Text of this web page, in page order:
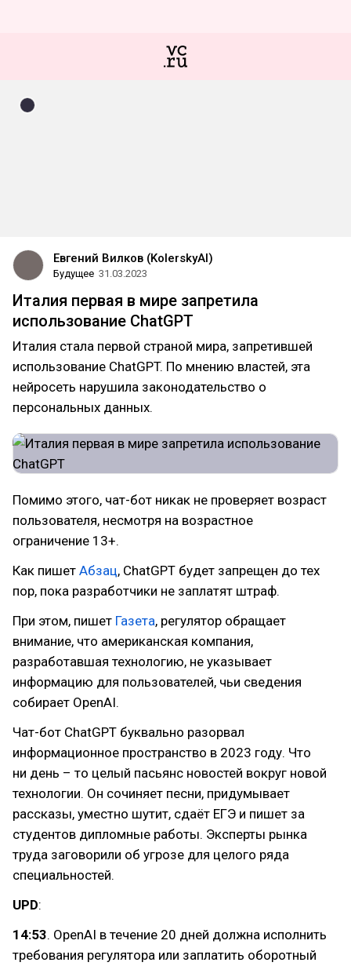
Евгений Вилков (KolerskyAI)
Будущее 31.03.2023
Италия первая в мире запретила
использование ChatGPT
Италия стала первой страной мира, запретившей
использование ChatGPT. По мнению властей, эта
нейросеть нарушила законодательство о
персональных данных.
Помимо этого, чат-бот никак не проверяет возраст
пользователя, несмотря на возрастное
ограничение 13+.
Как пишет Абзац, ChatGPT будет запрещен до тех
пор, пока разработчики не заплатят штраф.
При этом, пишет Газета, регулятор обращает
внимание, что американская компания,
разработавшая технологию, не указывает
информацию для пользователей, чьи сведения
собирает OpenAI.
Чат-бот ChatGPT буквально разорвал
информационное пространство в 2023 году. Что
ни день – то целый пасьянс новостей вокруг новой
технологии. Он сочиняет песни, придумывает
рассказы, уместно шутит, сдаёт ЕГЭ и пишет за
студентов дипломные работы. Эксперты рынка
труда заговорили об угрозе для целого ряда
специальностей.
UPD:
14:53. OpenAI в течение 20 дней должна исполнить
требования регулятора или заплатить оборотный